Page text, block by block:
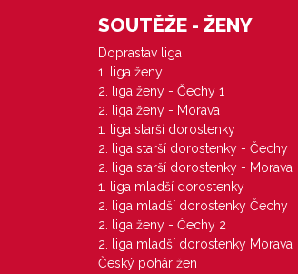
SOUTĚŽE - ŽENY
Doprastav liga
1. liga ženy
2. liga ženy - Čechy 1
2. liga ženy - Morava
1. liga starší dorostenky
2. liga starší dorostenky - Čechy
2. liga starší dorostenky - Morava
1. liga mladší dorostenky
2. liga mladší dorostenky Čechy
2. liga ženy - Čechy 2
2. liga mladší dorostenky Morava
Český pohár žen